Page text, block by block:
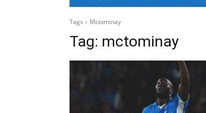
Tags Mctominay
Tag: mctominay